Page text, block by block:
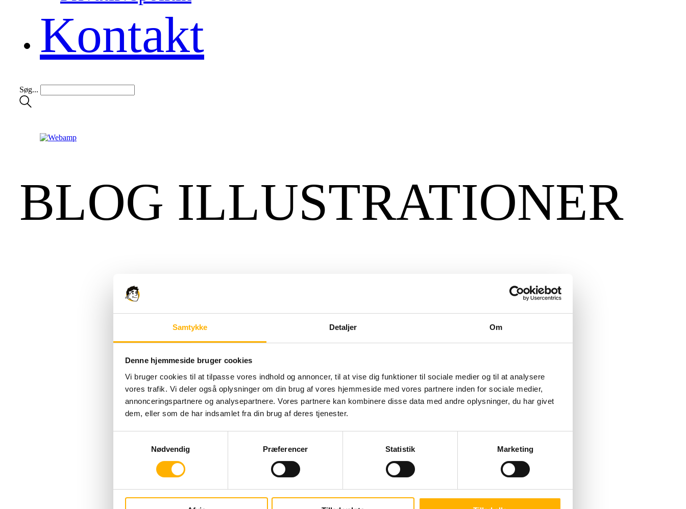
Samtykke Detaljer Om
Denne hjemmeside bruger cookies
Vi bruger cookies til at tilpasse vores indhold og annoncer, til at vise dig funktioner til sociale medier og til at analysere
vores trafik. Vi deler også oplysninger om din brug af vores hjemmeside med vores partnere inden for sociale medier,
annonceringspartnere og analysepartnere. Vores partnere kan kombinere disse data med andre oplysninger, du har givet
dem, eller som de har indsamlet fra din brug af deres tjenester.
Nødvendig
Præferencer Statistik Marketing
Kontakt
Søg...
BLOG ILLUSTRATIONER